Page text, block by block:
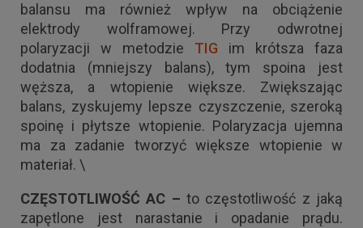
balansu ma również wpływ na obciążenie
elektrody wolframowej. Przy odwrotnej
polaryzacji w metodzie TIG im krótsza faza
dodatnia (mniejszy balans), tym spoina jest
węższa, a wtopienie większe. Zwiększając
balans, zyskujemy lepsze czyszczenie, szeroką
spoinę i płytsze wtopienie. Polaryzacja ujemna
ma za zadanie tworzyć większe wtopienie w
materiał. \
CZĘSTOTLIWOŚĆ AC – to częstotliwość z jaką
zapętlone jest narastanie i opadanie prądu.